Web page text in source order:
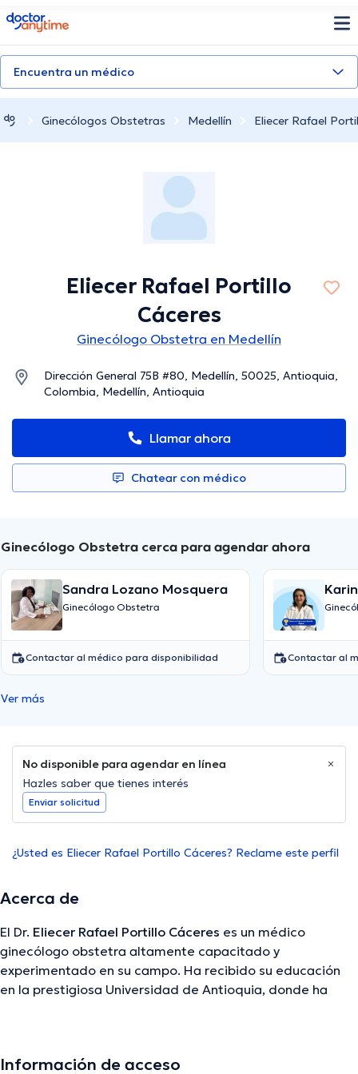
doctoranytime
Encuentra un médico
Ginecólogos Obstetras Medellín Eliecer Rafael
Eliecer Rafael Portillo
Cáceres
Ginecólogo Obstetra en Medellín
Dirección General 75B #80, Medellín, 50025, Antioquia,
Colombia, Medellín, Antioquia
Llamar ahora
Chatear con médico
Ginecólogo Obstetra cerca para agendar ahora
Sandra Lozano Mosquera
Ginecólogo Obstetra
Contactar al médico para disponibilidad Contactar al
Ver más
No disponible para agendar en línea
Hazles saber que tienes interés
Enviar solicitud
¿Usted es Eliecer Rafael Portillo Cáceres? Reclame este perfil
Acerca de
El Dr. Eliecer Rafael Portillo Cáceres es un médico
ginecólogo obstetra altamente capacitado y
experimentado en su campo. Ha recibido su educación
en la prestigiosa Universidad de Antioquia, donde ha
ginecólogo obstetra, el Dr. Portillo Cáceres se especializa
Información de acceso